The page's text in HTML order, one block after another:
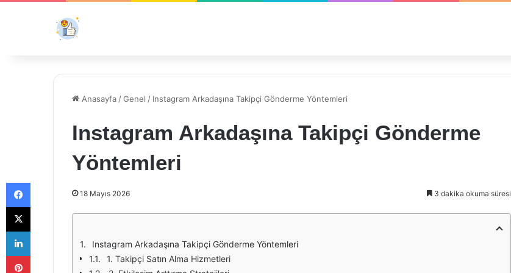
Anasayfa /Genel / Instagram Arkadaşına Takipçi Gönderme Yöntemleri
Instagram Arkadaşına Takipçi Gönderme
Yöntemleri
18 Mayıs 2026 3 dakika okuma süresi
Instagram Arkadaşına Takipçi Gönderme Yöntemleri
1. Takipçi Satın Alma Hizmetleri
Facebook
X
LinkedIn
Pinterest